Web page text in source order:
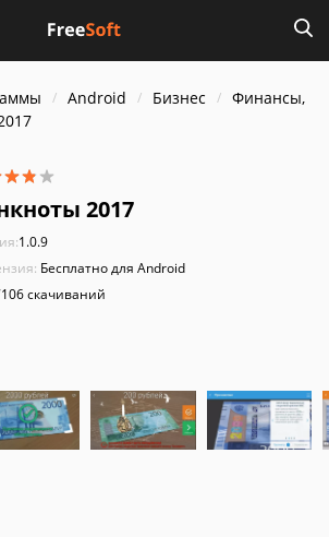
Android Бизнес
Финансы,
2017
1.0.9
Бесплатно для Android
скачиваний